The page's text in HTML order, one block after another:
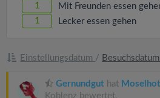
1 Mit Freunden essen
1 Lecker essen gehen
Einstellungsdatum /
Gernundgut hat
Koblenz bewertet.